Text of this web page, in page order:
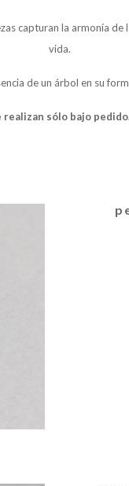
capturan la armonía
vida.
de un árbol en su
realizan sólo bajo